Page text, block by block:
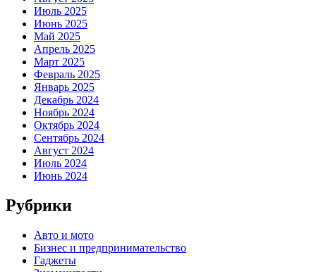
Июль 2025
Июнь 2025
Май 2025
Апрель 2025
Март 2025
Февраль 2025
Январь 2025
Декабрь 2024
Ноябрь 2024
Октябрь 2024
Сентябрь 2024
Август 2024
Июль 2024
Июнь 2024
Рубрики
Авто и мото
Бизнес и предпринимательство
Гаджеты